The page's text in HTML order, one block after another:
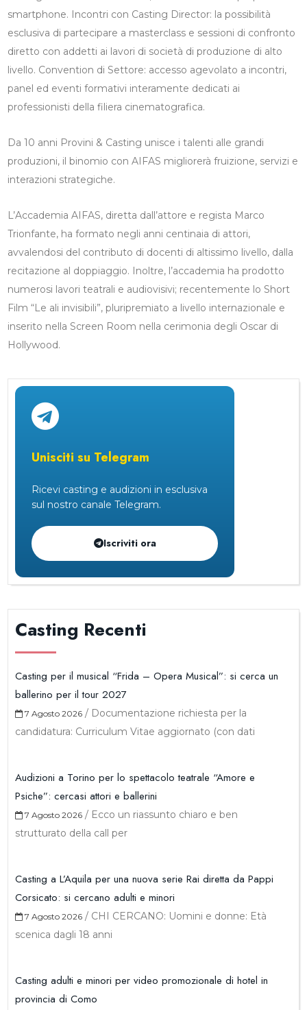
smartphone. Incontri con Casting Director: la possibilità
esclusiva di partecipare a masterclass e sessioni di confronto
diretto con addetti ai lavori di società di produzione di alto
livello. Convention di Settore: accesso agevolato a incontri,
panel ed eventi formativi interamente dedicati ai
professionisti della filiera cinematografica.
Da 10 anni Provini & Casting unisce i talenti alle grandi
produzioni, il binomio con AIFAS migliorerà fruizione, servizi e
interazioni strategiche.
L’Accademia AIFAS, diretta dall’attore e regista Marco
Trionfante, ha formato negli anni centinaia di attori,
avvalendosi del contributo di docenti di altissimo livello, dalla
recitazione al doppiaggio. Inoltre, l’accademia ha prodotto
numerosi lavori teatrali e audiovisivi; recentemente lo Short
Film “Le ali invisibili”, pluripremiato a livello internazionale e
inserito nella Screen Room nella cerimonia degli Oscar di
Hollywood.
Unisciti su Telegram
Ricevi casting e audizioni in esclusiva
sul nostro canale Telegram.
Iscriviti ora
Casting Recenti
Casting per il musical “Frida – Opera Musical”: si cerca un
ballerino per il tour 2027
7 Agosto 2026 / Documentazione richiesta per la
candidatura: Curriculum Vitae aggiornato (con dati
Audizioni a Torino per lo spettacolo teatrale “Amore e
Psiche”: cercasi attori e ballerini
7 Agosto 2026 / Ecco un riassunto chiaro e ben
strutturato della call per
Casting a L’Aquila per una nuova serie Rai diretta da Pappi
Corsicato: si cercano adulti e minori
7 Agosto 2026 / CHI CERCANO: Uomini e donne: Età
scenica dagli 18 anni
Casting adulti e minori per video promozionale di hotel in
provincia di Como